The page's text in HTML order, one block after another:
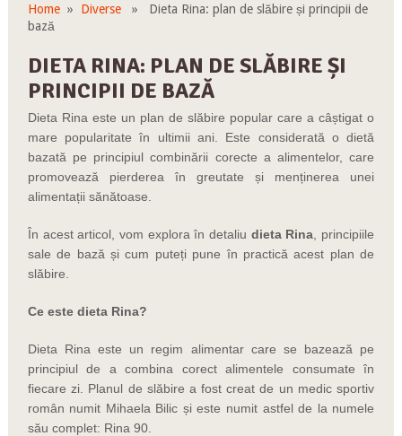
Home» Diverse» Dieta Rina: plan de slăbire și principii de
bază
DIETA RINA: PLAN DE SLĂBIRE ȘI
PRINCIPII DE BAZĂ
Dieta Rina este un plan de slăbire popular care a câștigat o
mare popularitate în ultimii ani. Este considerată o dietă
bazată pe principiul combinării corecte a alimentelor, care
promovează pierderea în greutate și menținerea unei
alimentații sănătoase.
În acest articol, vom explora în detaliu dieta Rina , principiile
sale de bază și cum puteți pune în practică acest plan de
slăbire.
Ce este dieta Rina?
Dieta Rina este un regim alimentar care se bazează pe
principiul de a combina corect alimentele consumate în
fiecare zi. Planul de slăbire a fost creat de un medic sportiv
român numit Mihaela Bilic și este numit astfel de la numele
său complet: Rina 90.